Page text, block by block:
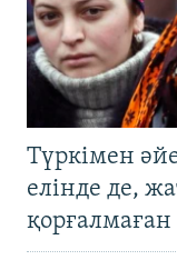
Түркімен
елінде де,
қорғалмаған